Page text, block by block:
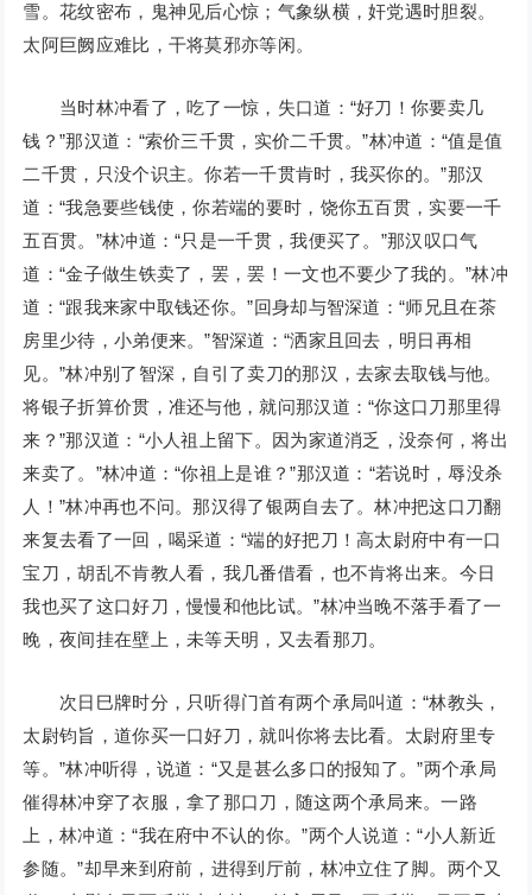
雪。花纹密布，鬼神见后心惊；气象纵横，奸党遇时胆裂。
太阿巨阙应难比，干将莫邪亦等闲。
当时林冲看了，吃了一惊，失口道：“好刀！你要卖几
钱？”那汉道：“索价三千贯，实价二千贯。”林冲道：“值是值
二千贯，只没个识主。你若一千贯肯时，我买你的。”那汉
道：“我急要些钱使，你若端的要时，饶你五百贯，实要一千
五百贯。”林冲道：“只是一千贯，我便买了。”那汉叹口气
道：“金子做生铁卖了，罢，罢！一文也不要少了我的。”林冲
道：“跟我来家中取钱还你。”回身却与智深道：“师兄且在茶
房里少待，小弟便来。”智深道：“洒家且回去，明日再相
见。”林冲别了智深，自引了卖刀的那汉，去家去取钱与他。
将银子折算价贯，准还与他，就问那汉道：“你这口刀那里得
来？”那汉道：“小人祖上留下。因为家道消乏，没奈何，将出
来卖了。”林冲道：“你祖上是谁？”那汉道：“若说时，辱没杀
人！”林冲再也不问。那汉得了银两自去了。林冲把这口刀翻
来复去看了一回，喝采道：“端的好把刀！高太尉府中有一口
宝刀，胡乱不肯教人看，我几番借看，也不肯将出来。今日
我也买了这口好刀，慢慢和他比试。”林冲当晚不落手看了一
晚，夜间挂在壁上，未等天明，又去看那刀。
次日巳牌时分，只听得门首有两个承局叫道：“林教头，
太尉钧旨，道你买一口好刀，就叫你将去比看。太尉府里专
等。”林冲听得，说道：“又是甚么多口的报知了。”两个承局
催得林冲穿了衣服，拿了那口刀，随这两个承局来。一路
上，林冲道：“我在府中不认的你。”两个人说道：“小人新近
参随。”却早来到府前，进得到厅前，林冲立住了脚。两个又